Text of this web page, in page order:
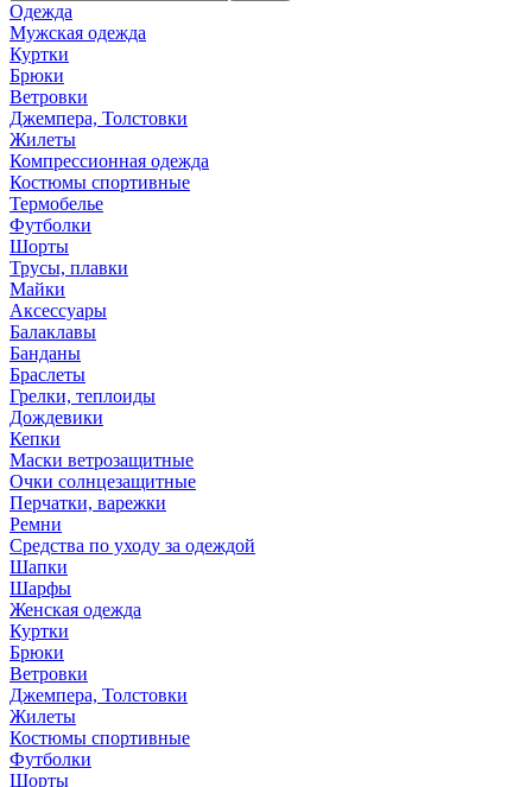
Одежда
Мужская одежда
Куртки
Брюки
Ветровки
Джемпера, Толстовки
Жилеты
Компрессионная одежда
Костюмы спортивные
Термобелье
Футболки
Шорты
Трусы, плавки
Майки
Аксессуары
Балаклавы
Банданы
Браслеты
Грелки, теплоиды
Дождевики
Кепки
Маски ветрозащитные
Очки солнцезащитные
Перчатки, варежки
Ремни
Средства по уходу за одеждой
Шапки
Шарфы
Женская одежда
Куртки
Брюки
Ветровки
Джемпера, Толстовки
Жилеты
Костюмы спортивные
Футболки
Шорты